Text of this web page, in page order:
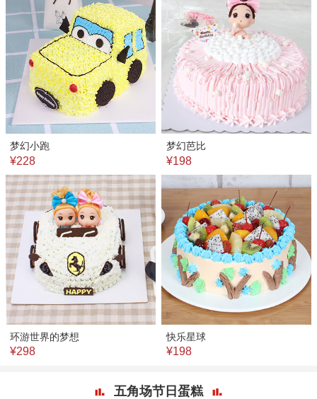
梦幻小跑
¥228
梦幻芭比
¥198
环游世界的梦想
¥298
快乐星球
¥198
五角场节日蛋糕